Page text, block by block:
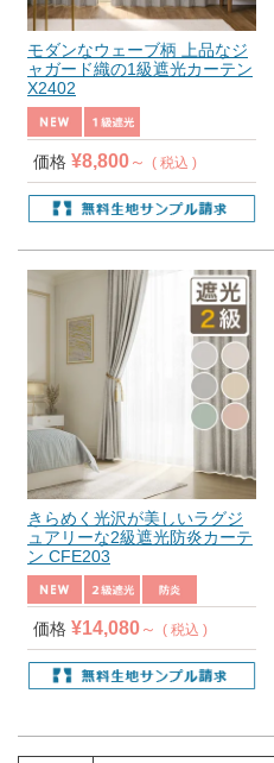
モダンなウェーブ柄 上品なジ
ャガード織の1級遮光カーテン
X2402
価格 ¥8,800 税込
きらめく光沢が美しいラグジ
ュアリーな2級遮光防炎カーテ
ン CFE203
価格 ¥14,080 税込